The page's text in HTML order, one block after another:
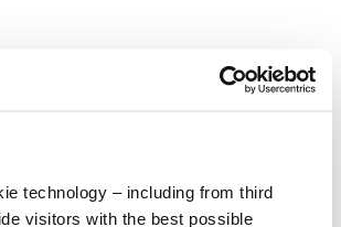
technology – including from third
visitors with the best possible